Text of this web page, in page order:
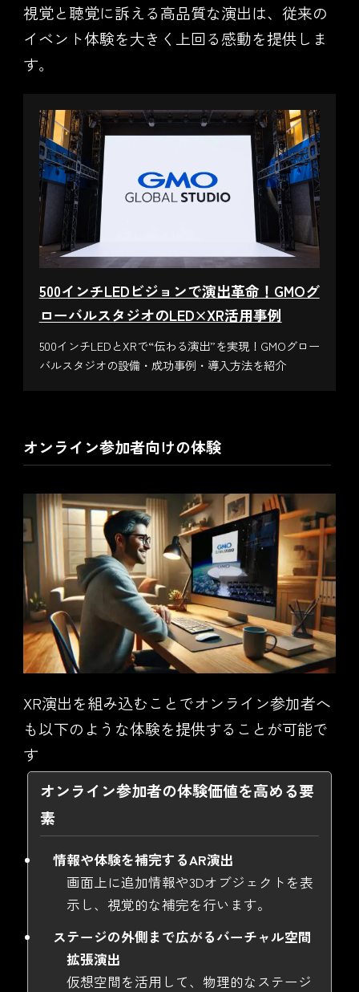
視覚と聴覚に訴える高品質な演出は、従来の
イベント体験を大きく上回る感動を提供しま
す。
500インチLEDビジョンで演出革命！GMOグ
ローバルスタジオのLED×XR活用事例
500インチLEDとXRで“伝わる演出”を実現！GMOグロー
バルスタジオの設備・成功事例・導入方法を紹介
オンライン参加者向けの体験
XR演出を組み込むことでオンライン参加者へ
も以下のような体験を提供することが可能で
す
オンライン参加者の体験価値を高める要
素
情報や体験を補完するAR演出
画面上に追加情報や3Dオブジェクトを表
示し、視覚的な補完を行います。
ステージの外側まで広がるバーチャル空間
拡張演出
仮想空間を活用して、物理的なステージ